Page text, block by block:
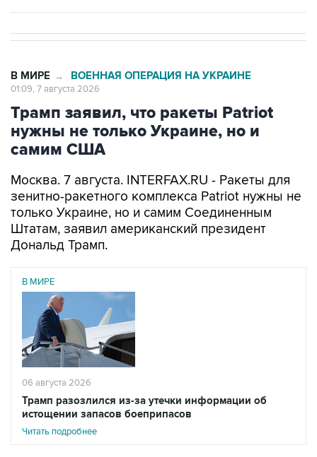
В МИРЕ → ВОЕННАЯ ОПЕРАЦИЯ НА УКРАИНЕ
01:09, 7 августа 2026
Трамп заявил, что ракеты Patriot
нужны не только Украине, но и
самим США
Москва. 7 августа. INTERFAX.RU - Ракеты для
зенитно-ракетного комплекса Patriot нужны не
только Украине, но и самим Соединенным
Штатам, заявил американский президент
Дональд Трамп.
В МИРЕ
06 августа 2026
Трамп разозлился из-за утечки информации об
истощении запасов боеприпасов
Читать подробнее